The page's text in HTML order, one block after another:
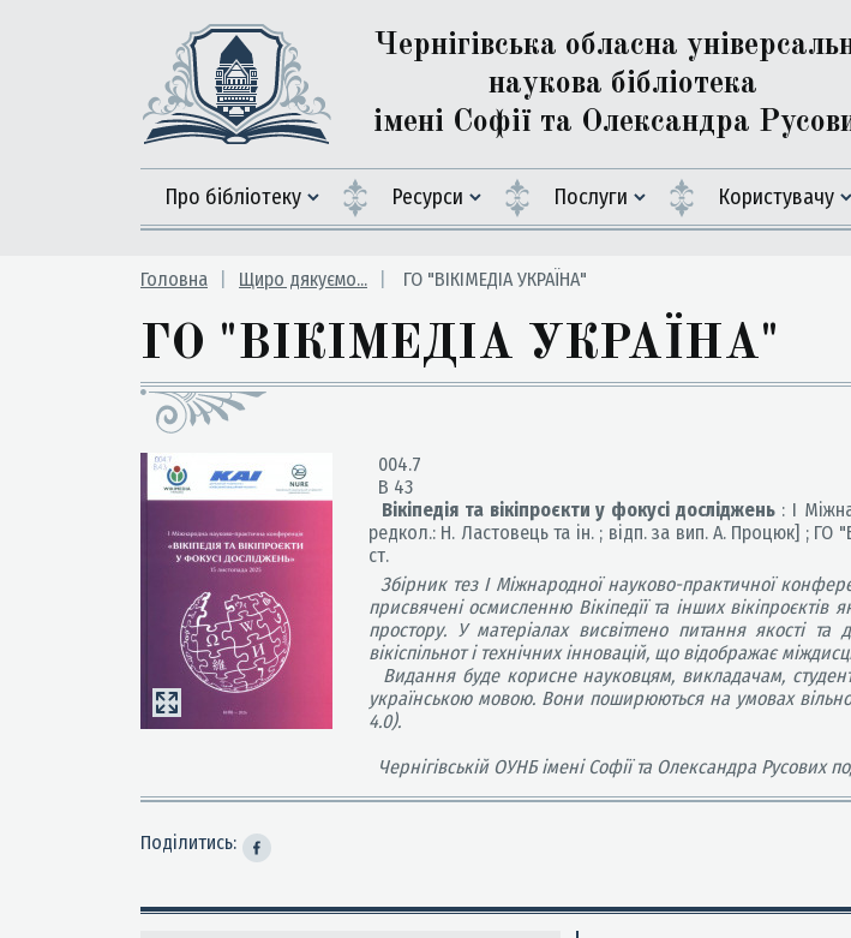
Чернігівська обласна
наукова бібліотека
імені Софії та Олександра
Про бібліотеку Ресурси Послуги Користувачу
Головна Щиро дякуємо... ГО "ВІКІМЕДІА УКРАЇНА"
ГО "ВІКІМЕДІА УКРАЇНА"
004.7
В 43
Вікіпедія та вікіпроєкти у фокусі досліджень: І
редкол.: Н. Ластовець та ін. ; відп. за вип. А. Процюк] ; ГО
ст.
Збірник тез І Міжнародної науково-практичної
присвячені осмисленню Вікіпедїї та інших
простору. У матеріалах висвітлено питання якості та
вікіспільнот і технічних інновацій, що відображає
Видання буде корисне науковцям, викладачам,
українською мовою. Вони поширюються на умовах
4.0).
Чернігівській ОУНБ імені Софії та Олександра Русових
Поділитись: